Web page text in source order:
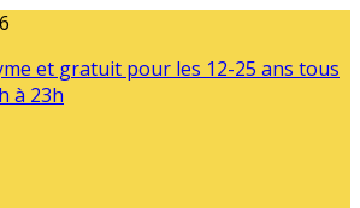
et gratuit pour les 12-25 ans tous
à 23h